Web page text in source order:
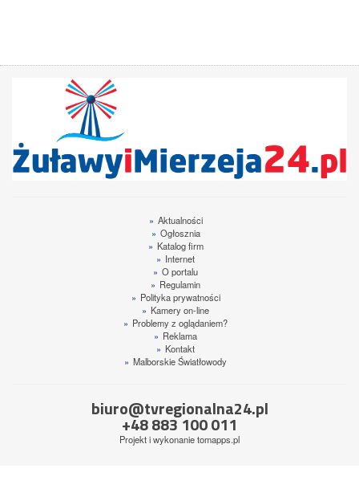
» Aktualności
» Ogłosznia
» Katalog firm
» Internet
» O portalu
» Regulamin
» Polityka prywatności
» Kamery on-line
» Problemy z oglądaniem?
» Reklama
» Kontakt
» Malborskie Światłowody
biuro@tvregionalna24.pl
+48 883 100 011
Projekt i wykonanietomapps.pl